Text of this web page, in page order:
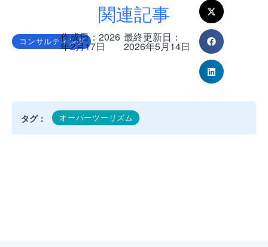
コンサルティング作成日：2026
年2月17日
最終更新日：
2026年5月14日
タグ： オーバーツーリズム
関連記事
AIはビジネスで禁止すべきか？使っ
オー